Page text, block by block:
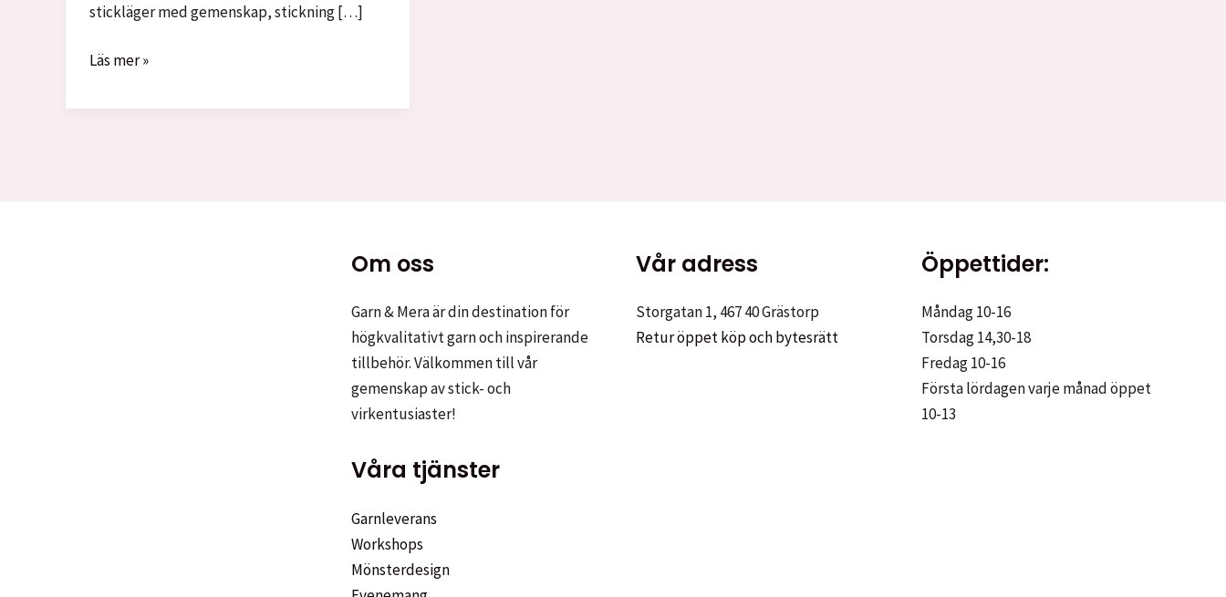
stickläger med gemenskap, stickning […]
Stickläger
Vindön
Läs mer »
Om oss
Garn & Mera är din destination för
högkvalitativt garn och inspirerande
tillbehör. Välkommen till vår
gemenskap av stick- och
virkentusiaster!
Våra tjänster
Garnleverans
Workshops
Mönsterdesign
Vår adress
Storgatan 1, 467 40 Grästorp
Retur öppet köp och bytesrätt
Öppettider:
Måndag 10-16
Torsdag 14,30-18
Fredag 10-16
Första lördagen varje månad öppet
10-13